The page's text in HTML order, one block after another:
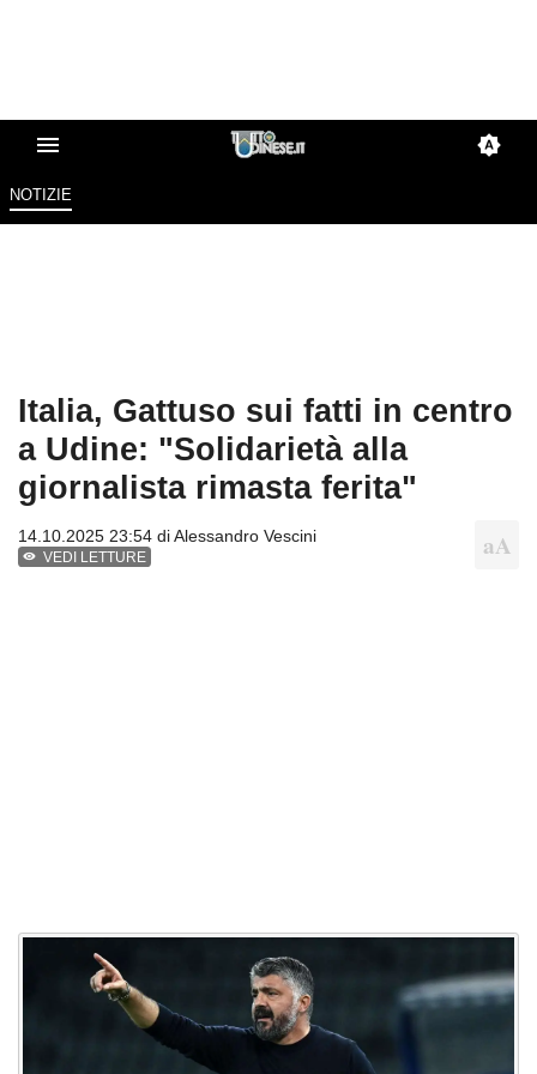
NOTIZIE
Italia, Gattuso sui fatti in centro
a Udine: "Solidarietà alla
giornalista rimasta ferita"
14.10.2025 23:54 diAlessandro Vescini
VEDI LETTURE